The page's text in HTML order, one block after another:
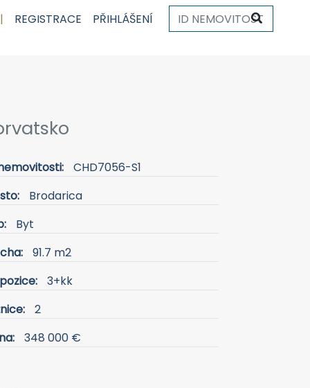
| REGISTRACE PŘIHLÁŠENÍ
CHD7056-S1
Brodarica
Byt
91.7 m2
3+kk
2
348 000 €